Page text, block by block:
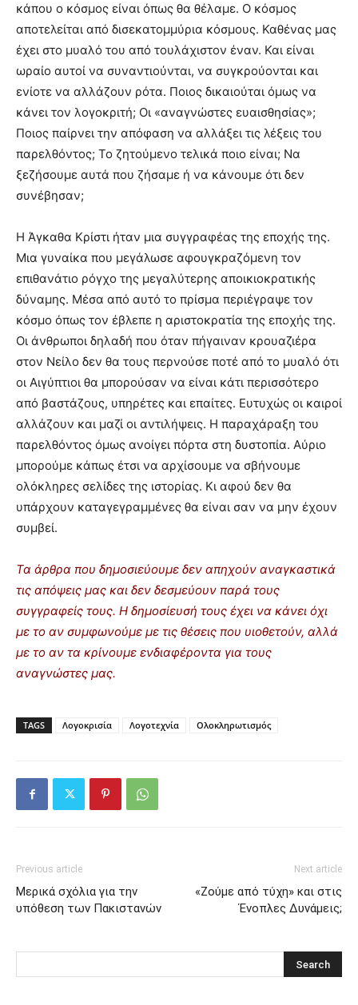
κάπου ο κόσμος είναι όπως θα θέλαμε. Ο κόσμος
αποτελείται από δισεκατομμύρια κόσμους. Καθένας μας
έχει στο μυαλό του από τουλάχιστον έναν. Και είναι
ωραίο αυτοί να συναντιούνται, να συγκρούονται και
ενίοτε να αλλάζουν ρότα. Ποιος δικαιούται όμως να
κάνει τον λογοκριτή; Οι «αναγνώστες ευαισθησίας»;
Ποιος παίρνει την απόφαση να αλλάξει τις λέξεις του
παρελθόντος; Το ζητούμενο τελικά ποιο είναι; Να
ξεζήσουμε αυτά που ζήσαμε ή να κάνουμε ότι δεν
συνέβησαν;
Η Άγκαθα Κρίστι ήταν μια συγγραφέας της εποχής της.
Μια γυναίκα που μεγάλωσε αφουγκραζόμενη τον
επιθανάτιο ρόγχο της μεγαλύτερης αποικιοκρατικής
δύναμης. Μέσα από αυτό το πρίσμα περιέγραψε τον
κόσμο όπως τον έβλεπε η αριστοκρατία της εποχής της.
Οι άνθρωποι δηλαδή που όταν πήγαιναν κρουαζιέρα
στον Νείλο δεν θα τους περνούσε ποτέ από το μυαλό ότι
οι Αιγύπτιοι θα μπορούσαν να είναι κάτι περισσότερο
από βαστάζους, υπηρέτες και επαίτες. Ευτυχώς οι καιροί
αλλάζουν και μαζί οι αντιλήψεις. Η παραχάραξη του
παρελθόντος όμως ανοίγει πόρτα στη δυστοπία. Αύριο
μπορούμε κάπως έτσι να αρχίσουμε να σβήνουμε
ολόκληρες σελίδες της ιστορίας. Κι αφού δεν θα
υπάρχουν καταγεγραμμένες θα είναι σαν να μην έχουν
συμβεί.
Τα άρθρα που δημοσιεύουμε δεν απηχούν αναγκαστικά
τις απόψεις μας και δεν δεσμεύουν παρά τους
συγγραφείς τους. Η δημοσίευσή τους έχει να κάνει όχι
με το αν συμφωνούμε με τις θέσεις που υιοθετούν, αλλά
με το αν τα κρίνουμε ενδιαφέροντα για τους
αναγνώστες μας.
TAGS Λογοκρισία Λογοτεχνία Ολοκληρωτισμός
Previous article
Μερικά σχόλια για την
υπόθεση των Πακιστανών
Next article
«Ζούμε από τύχη» και στις
Ένοπλες Δυνάμεις;